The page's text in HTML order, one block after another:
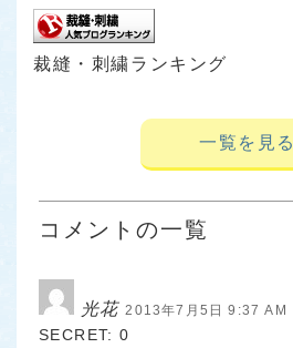
裁縫・刺繍ランキング
一覧を見る
コメントの一覧
光花 2013年7月5日 9:37 AM
SECRET: 0